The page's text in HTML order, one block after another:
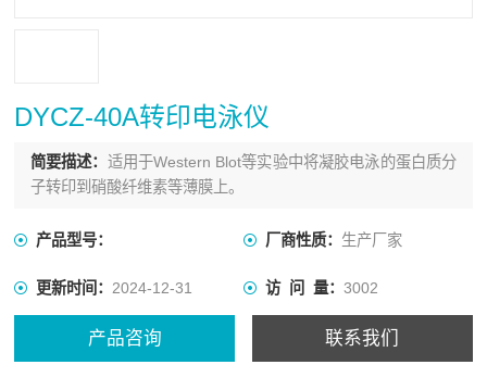
DYCZ-40A转印电泳仪
简要描述： 适用于Western Blot等实验中将凝胶电泳的蛋白质分
子转印到硝酸纤维素等薄膜上。
产品型号： 厂商性质： 生产厂家
更新时间：2024-12-31 访 问 量： 3002
产品咨询 联系我们